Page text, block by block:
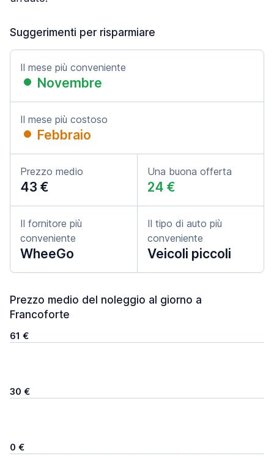
Suggerimenti per risparmiare
Il mese più conveniente
Novembre
Il mese più costoso
Febbraio
Prezzo medio
43 €
Una buona offerta
24 €
Il fornitore più
conveniente
WheeGo
Il tipo di auto più
conveniente
Veicoli piccoli
Prezzo medio del noleggio al giorno a
Francoforte
61 €
30 €
0 €